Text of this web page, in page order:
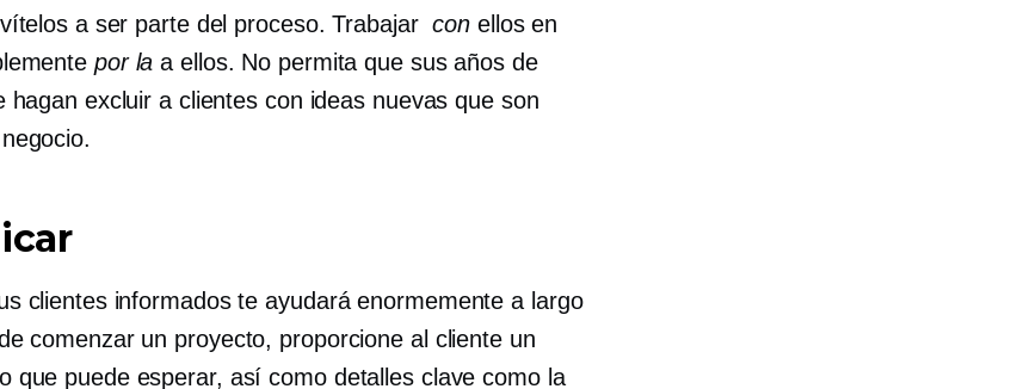
a ser parte del proceso. Trabajar con ellos en
por la a ellos. No permita que sus años de
hagan excluir a clientes con ideas nuevas que son
clientes informados te ayudará enormemente a largo
comenzar un proyecto, proporcione al cliente un
que puede esperar, así como detalles clave como la